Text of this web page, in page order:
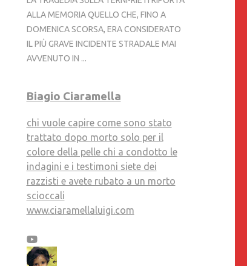
ALLA MEMORIA QUELLO CHE, FINO A
DOMENICA SCORSA, ERA CONSIDERATO
IL PIÙ GRAVE INCIDENTE STRADALE MAI
AVVENUTO IN ...
Biagio Ciaramella
chi vuole capire come sono stato
trattato dopo morto solo per il
colore della pelle chi a condotto le
indagini e i testimoni siete dei
razzisti e avete rubato a un morto
scioccali
www.ciaramellaluigi.com